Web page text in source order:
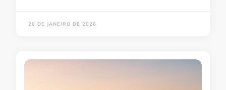
20 DE JANEIRO DE 2026